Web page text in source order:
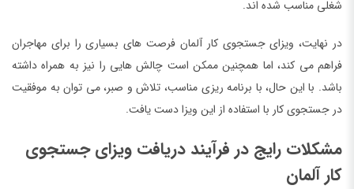
شغلی مناسب شده اند.
در نهایت، ویزای جستجوی کار آلمان فرصت های بسیاری را برای مهاجران
فراهم می کند، اما همچنین ممکن است چالش هایی را نیز به همراه داشته
باشد. با این حال، با برنامه ریزی مناسب، تلاش و صبر، می توان به موفقیت
در جستجوی کار با استفاده از این ویزا دست یافت.
مشکلات رایج در فرآیند دریافت ویزای جستجوی
کار آلمان